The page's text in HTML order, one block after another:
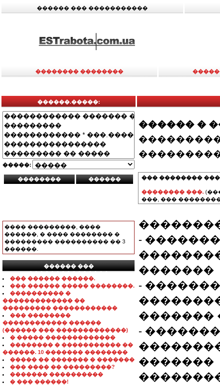
������ ��� �����������
�������� ��������
������.�����:
�����:
���� ���������, ����
������, � ���� �������� �
��������� ���������� �� 3
������.
������ ���
���������������
��� ������ ������.
��� ������ ����� ��������.
���������� �
������������� ��
��������� ������������
��� ��������
������������ ������
(������ ��� �������������)
� ����� �������������
�������� � ����������� ��
������. 10 ������� ��������
����� �� ������� � �������
��� ���� �� ���������?
������� ����������
� ��� ������!
������ �
��� ��������
�������� ���.
���, ���
-
�������
-
�������
-
�������